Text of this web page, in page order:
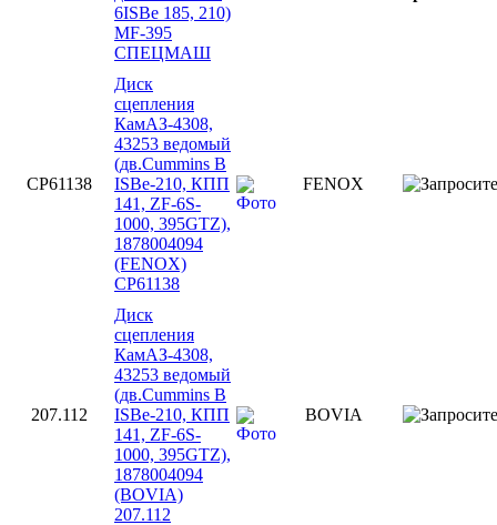
6ISBe 185, 210)
MF-395
СПЕЦМАШ
CP61138
Диск
сцепления
КамАЗ-4308,
43253 ведомый
(дв.Cummins B
ISBe-210, КПП
141, ZF-6S-
1000, 395GTZ),
1878004094
(FENOX)
CP61138
FENOX
207.112
Диск
сцепления
КамАЗ-4308,
43253 ведомый
(дв.Cummins B
ISBe-210, КПП
141, ZF-6S-
1000, 395GTZ),
1878004094
(BOVIA)
207.112
BOVIA